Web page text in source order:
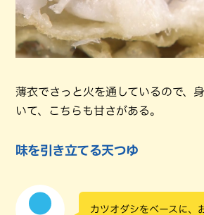
薄衣でさっと火を通しているので、
いて、こちらも甘さがある。
味を引き立てる天つゆ
カツオダシをベースに、